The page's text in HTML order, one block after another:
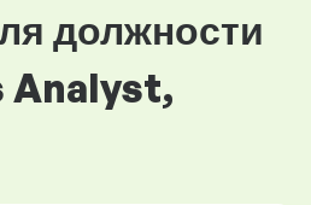
должности
Analyst,